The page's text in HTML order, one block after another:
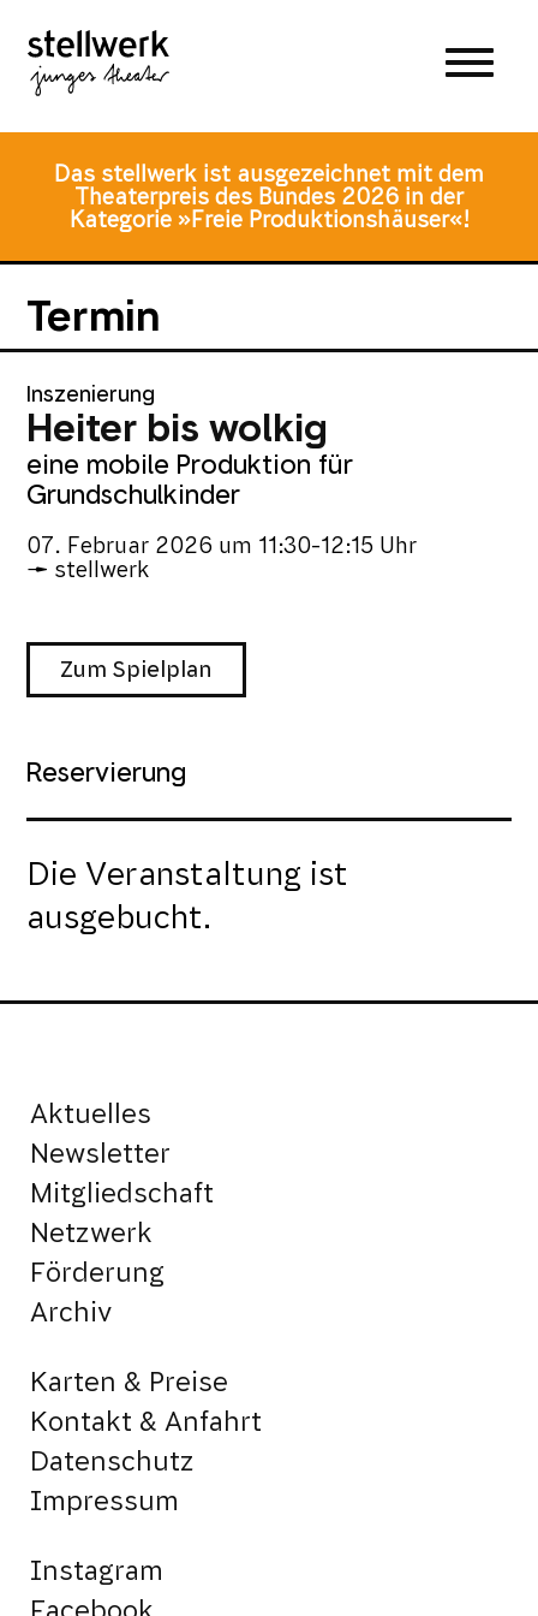
Hauptmenü
Inhalt
springen
Fusszeile
springen
Das stellwerk ist ausgezeichnet mit dem
Theaterpreis des Bundes 2026 in der
Kategorie »Freie Produktionshäuser«!
Termin
Inszenierung
Heiter bis wolkig
eine mobile Produktion für
Grundschulkinder
07. Februar 2026 um 11:30-12:15 Uhr
stellwerk
Zum Spielplan
Reservierung
Die Veranstaltung ist
ausgebucht.
Aktuelles
Newsletter
Mitgliedschaft
Netzwerk
Förderung
Archiv
Karten & Preise
Kontakt & Anfahrt
Datenschutz
Impressum
Instagram